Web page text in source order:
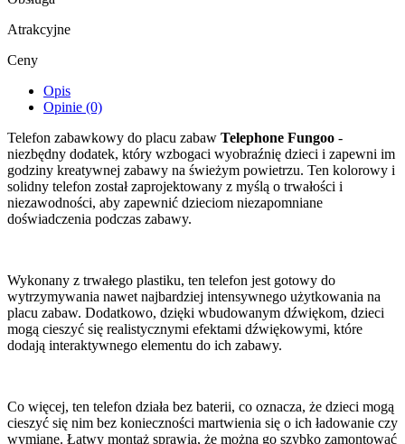
Atrakcyjne
Ceny
Opis
Opinie (0)
Telefon zabawkowy do placu zabaw Telephone Fungoo -
niezbędny dodatek, który wzbogaci wyobraźnię dzieci i zapewni im
godziny kreatywnej zabawy na świeżym powietrzu. Ten kolorowy i
solidny telefon został zaprojektowany z myślą o trwałości i
niezawodności, aby zapewnić dzieciom niezapomniane
doświadczenia podczas zabawy.
Wykonany z trwałego plastiku, ten telefon jest gotowy do
wytrzymywania nawet najbardziej intensywnego użytkowania na
placu zabaw. Dodatkowo, dzięki wbudowanym dźwiękom, dzieci
mogą cieszyć się realistycznymi efektami dźwiękowymi, które
dodają interaktywnego elementu do ich zabawy.
Co więcej, ten telefon działa bez baterii, co oznacza, że ​​dzieci mogą
cieszyć się nim bez konieczności martwienia się o ich ładowanie czy
wymianę. Łatwy montaż sprawia, że ​​można go szybko zamontować